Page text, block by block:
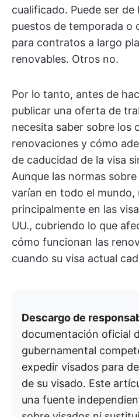
cualificado. Puede ser
puestos de temporada o
para contratos a largo
renovables. Otros no.
Por lo tanto, antes de
publicar una oferta de
necesita saber sobre los
renovaciones y cómo
de caducidad de la visa
Aunque las normas
varían en todo el
principalmente en las
UU., cubriendo lo que
cómo funcionan las
cuando su visa actual
Descargo de
documentación oficial
gubernamental
expedir visados para
de su visado. Este
una fuente